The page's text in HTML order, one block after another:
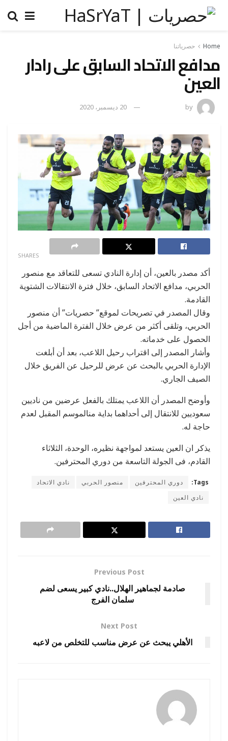
Home حصرياتنا
مدافع الاتحاد السابق على رادار
العين
by 20 ديسمبر، 2020
SHARES
أكد مصدر بالعين، أن إدارة النادي تسعى للتعاقد مع منصور
الحربي، مدافع الاتحاد السابق، خلال فترة الانتقالات الشتوية
القادمة.
وقال المصدر في تصريحات لموقع” حصريات” أن منصور
الحربي، وتلقى أكثر من عرض خلال الفترة الماضية من أجل
الحصول على خدماته.
وأشار المصدر إلى اقتراب رحيل اللاعب، بعد أن أبلغت
الإدارة الحربي بالبحث عن عرض للرحيل عن الفريق خلال
الصيف الجاري.
وأوضح المصدر أن اللاعب يمتلك بالفعل عرضين من ناديين
سعوديين للانتقال إلى أحداهما بداية منالموسم المقبل لعدم
حاجة له.
يذكر ان العين يستعد لمواجهة نظيره، الوحدة، الثلاثاء
القادم، فى الجولة التاسعة من دوري المحترفين.
Tags: دوري المحترفين منصور الحربي
نادي الاتحاد
نادي العين
Previous Post
صادمة لجماهير الهلال..نادي كبير يسعى لضم
سلمان الفرج
Next Post
الأهلي يبحث عن عرض مناسب للتخلص من لاعبه